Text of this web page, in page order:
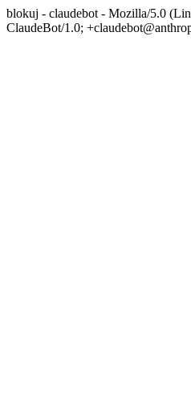
blokuj - claudebot - Mozilla/5.0
ClaudeBot/1.0;